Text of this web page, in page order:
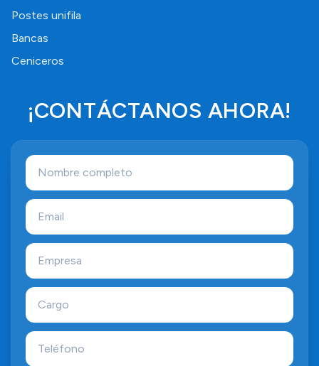
Postes unifila
Bancas
Ceniceros
¡CONTÁCTANOS AHORA!